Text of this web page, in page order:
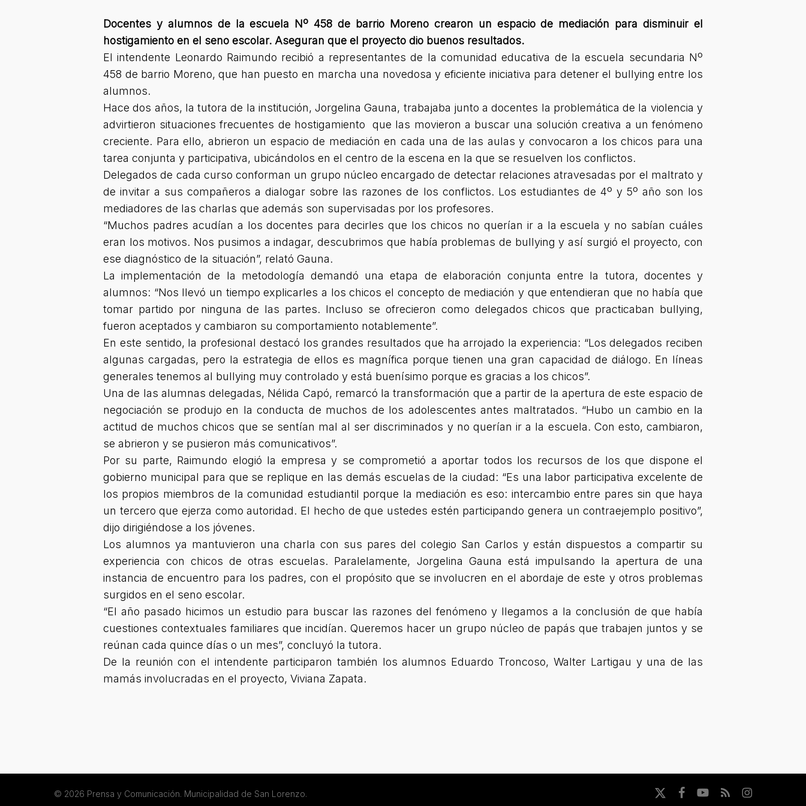
Docentes y alumnos de la escuela Nº 458 de barrio Moreno crearon un espacio de mediación para disminuir el
hostigamiento en el seno escolar. Aseguran que el proyecto dio buenos resultados.
El intendente Leonardo Raimundo recibió a representantes de la comunidad educativa de la escuela secundaria Nº
458 de barrio Moreno, que han puesto en marcha una novedosa y eficiente iniciativa para detener el bullying entre los
alumnos.
Hace dos años, la tutora de la institución, Jorgelina Gauna, trabajaba junto a docentes la problemática de la violencia y
advirtieron situaciones frecuentes de hostigamiento que las movieron a buscar una solución creativa a un fenómeno
creciente. Para ello, abrieron un espacio de mediación en cada una de las aulas y convocaron a los chicos para una
tarea conjunta y participativa, ubicándolos en el centro de la escena en la que se resuelven los conflictos.
Delegados de cada curso conforman un grupo núcleo encargado de detectar relaciones atravesadas por el maltrato y
de invitar a sus compañeros a dialogar sobre las razones de los conflictos. Los estudiantes de 4º y 5º año son los
mediadores de las charlas que además son supervisadas por los profesores.
“Muchos padres acudían a los docentes para decirles que los chicos no querían ir a la escuela y no sabían cuáles
eran los motivos. Nos pusimos a indagar, descubrimos que había problemas de bullying y así surgió el proyecto, con
ese diagnóstico de la situación”, relató Gauna.
La implementación de la metodología demandó una etapa de elaboración conjunta entre la tutora, docentes y
alumnos: “Nos llevó un tiempo explicarles a los chicos el concepto de mediación y que entendieran que no había que
tomar partido por ninguna de las partes. Incluso se ofrecieron como delegados chicos que practicaban bullying,
fueron aceptados y cambiaron su comportamiento notablemente”.
En este sentido, la profesional destacó los grandes resultados que ha arrojado la experiencia: “Los delegados reciben
algunas cargadas, pero la estrategia de ellos es magnífica porque tienen una gran capacidad de diálogo. En líneas
generales tenemos al bullying muy controlado y está buenísimo porque es gracias a los chicos”.
Una de las alumnas delegadas, Nélida Capó, remarcó la transformación que a partir de la apertura de este espacio de
negociación se produjo en la conducta de muchos de los adolescentes antes maltratados. “Hubo un cambio en la
actitud de muchos chicos que se sentían mal al ser discriminados y no querían ir a la escuela. Con esto, cambiaron,
se abrieron y se pusieron más comunicativos”.
Por su parte, Raimundo elogió la empresa y se comprometió a aportar todos los recursos de los que dispone el
gobierno municipal para que se replique en las demás escuelas de la ciudad: “Es una labor participativa excelente de
los propios miembros de la comunidad estudiantil porque la mediación es eso: intercambio entre pares sin que haya
un tercero que ejerza como autoridad. El hecho de que ustedes estén participando genera un contraejemplo positivo”,
dijo dirigiéndose a los jóvenes.
Los alumnos ya mantuvieron una charla con sus pares del colegio San Carlos y están dispuestos a compartir su
experiencia con chicos de otras escuelas. Paralelamente, Jorgelina Gauna está impulsando la apertura de una
instancia de encuentro para los padres, con el propósito que se involucren en el abordaje de este y otros problemas
surgidos en el seno escolar.
“El año pasado hicimos un estudio para buscar las razones del fenómeno y llegamos a la conclusión de que había
cuestiones contextuales familiares que incidían. Queremos hacer un grupo núcleo de papás que trabajen juntos y se
reúnan cada quince días o un mes”, concluyó la tutora.
De la reunión con el intendente participaron también los alumnos Eduardo Troncoso, Walter Lartigau y una de las
mamás involucradas en el proyecto, Viviana Zapata.
© 2026 Prensa y Comunicación. Municipalidad de San Lorenzo.
x-
facebookyoutube
RSS instagram